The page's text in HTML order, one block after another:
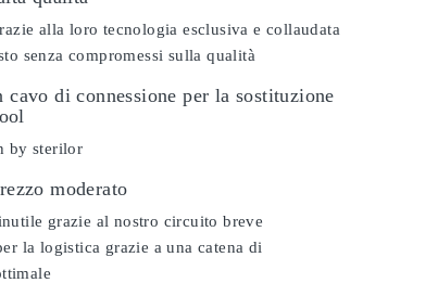
alla loro tecnologia esclusiva e collaudata
senza compromessi sulla qualità
di connessione per la sostituzione
by sterilor
moderato
grazie al nostro circuito breve
la logistica grazie a una catena di